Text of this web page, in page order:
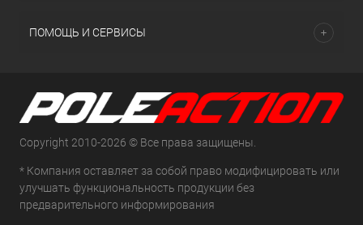
ПОМОЩЬ И СЕРВИСЫ
Copyright 2010-2026 © Все права защищены.
* Компания оставляет за собой право модифицировать или
улучшать функциональность продукции без
предварительного информирования